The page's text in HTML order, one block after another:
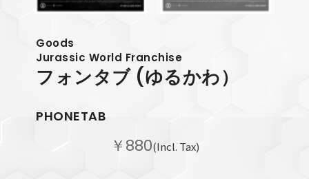
Goods
Jurassic World Franchise
フォンタブ (ゆるかわ）
PHONETAB
￥880(Incl. Tax)